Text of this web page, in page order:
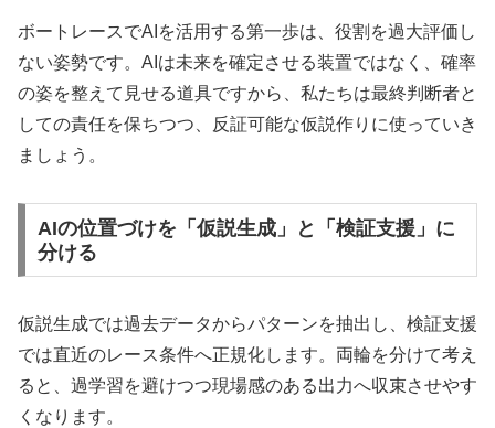
ボートレースでAIを活用する第一歩は、役割を過大評価し
ない姿勢です。AIは未来を確定させる装置ではなく、確率
の姿を整えて見せる道具ですから、私たちは最終判断者と
しての責任を保ちつつ、反証可能な仮説作りに使っていき
ましょう。
AIの位置づけを「仮説生成」と「検証支援」に
分ける
仮説生成では過去データからパターンを抽出し、検証支援
では直近のレース条件へ正規化します。両輪を分けて考え
ると、過学習を避けつつ現場感のある出力へ収束させやす
くなります。